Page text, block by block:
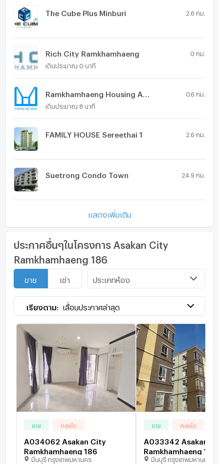
The Cube Plus Minburi 2.6 กม.
Rich City Ramkhamhaeng 0 กม.
เดินประมาณ 0 นาที
0.6 กม.
เดินประมาณ 8 นาที
FAMILY HOUSE Sereethai 1 2.6 กม.
Suetrong Condo Town 24.9 กม.
แสดงเพิ่มเติม
ประกาศอื่นๆในโครงการ Asakan City
Ramkhamhaeng 186
ขาย เช่า ประเภทห้อง
เรียงตาม: เลื่อนประกาศล่าสุด
ขาย คอนโด
A034062 Asakan City
Ramkhamhaeng 186
มีนบุรี กรุงเทพมหานคร
ขาย คอนโด
A033342 Asakan
Ramkhamhaeng 186
มีนบุรี กรุงเทพมหานคร